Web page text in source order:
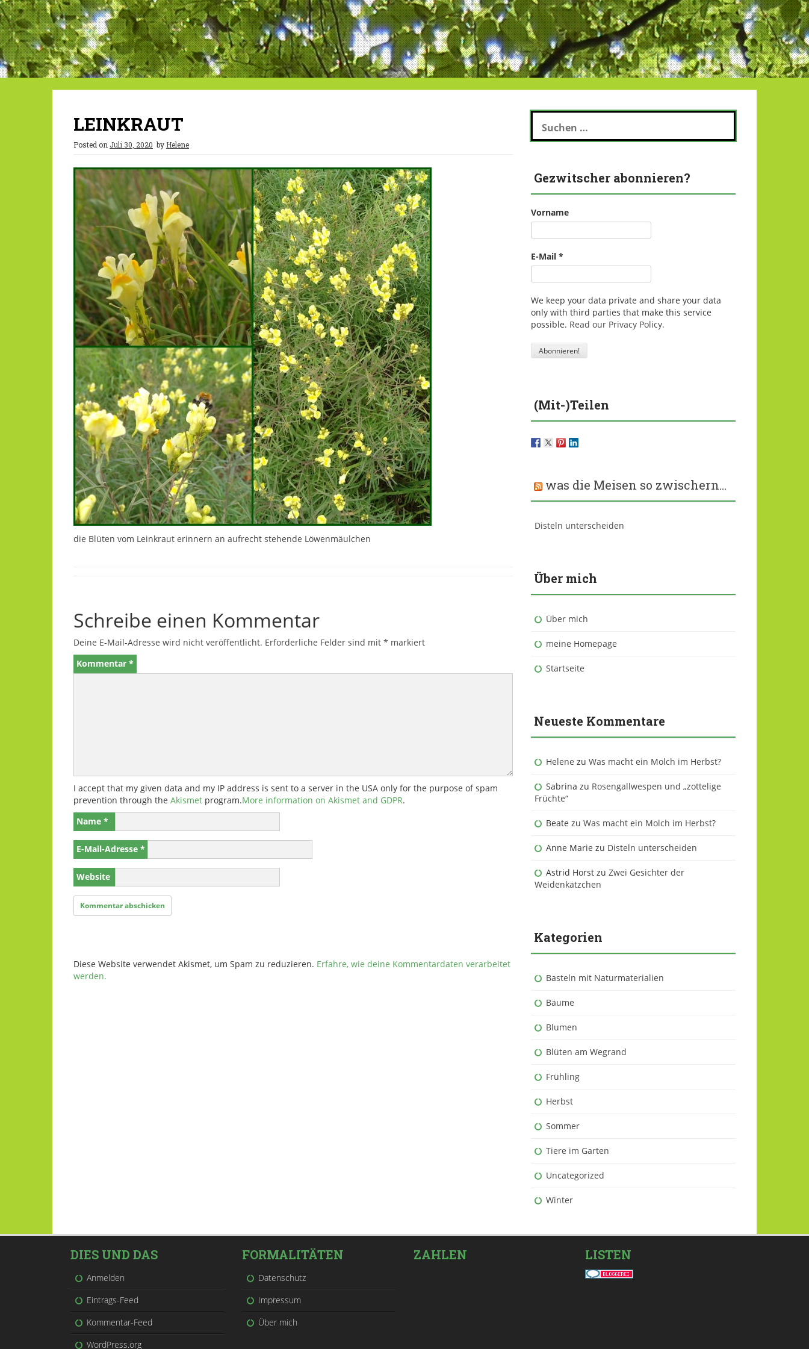
LEINKRAUT
Posted on Juli 30, 2020 by Helene
die Blüten vom Leinkraut erinnern an aufrecht stehende Löwenmäulchen
Schreibe einen Kommentar
Deine E-Mail-Adresse wird nicht veröffentlicht. Erforderliche Felder sind mit * markiert
Kommentar *
I accept that my given data and my IP address is sent to a server in the USA only for the purpose of spam
prevention through the Akismet program.More information on Akismet and GDPR.
Name *
E-Mail-Adresse *
Website
Diese Website verwendet Akismet, um Spam zu reduzieren. Erfahre, wie deine Kommentardaten verarbeitet
werden.
Suchen
nach:
Gezwitscher abonnieren?
Vorname
E-Mail *
We keep your data private and share your data
only with third parties that make this service
possible. Read our Privacy Policy.
(Mit-)Teilen
was die Meisen so zwischern…
Disteln unterscheiden
Über mich
Über mich
meine Homepage
Startseite
Neueste Kommentare
Helene zu Was macht ein Molch im Herbst?
Sabrina zu Rosengallwespen und „zottelige
Früchte“
Beate zu Was macht ein Molch im Herbst?
Anne Marie zu Disteln unterscheiden
Astrid Horst zu Zwei Gesichter der
Weidenkätzchen
Kategorien
Basteln mit Naturmaterialien
Bäume
Blumen
Blüten am Wegrand
Frühling
Herbst
Sommer
Tiere im Garten
Uncategorized
Winter
DIES UND DAS
Anmelden
Eintrags-Feed
Kommentar-Feed
WordPress.org
FORMALITÄTEN
Datenschutz
Impressum
Über mich
ZAHLEN LISTEN